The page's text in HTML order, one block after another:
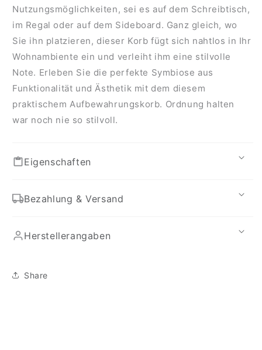
Nutzungsmöglichkeiten, sei es auf dem Schreibtisch,
im Regal oder auf dem Sideboard. Ganz gleich, wo
Sie ihn platzieren, dieser Korb fügt sich nahtlos in Ihr
Wohnambiente ein und verleiht ihm eine stilvolle
Note. Erleben Sie die perfekte Symbiose aus
Funktionalität und Ästhetik mit dem diesem
praktischem Aufbewahrungskorb. Ordnung halten
war noch nie so stilvoll.
Eigenschaften
Bezahlung & Versand
Herstellerangaben
Share